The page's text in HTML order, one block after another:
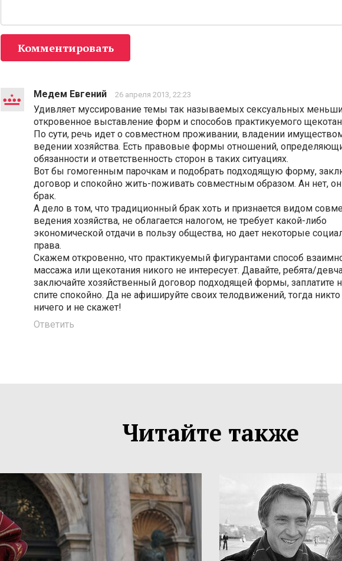
Комментировать
Медем Евгений 26 апреля 2013, 22:23
Удивляет муссирование темы так называемых сексуальных
откровенное выставление форм и способов практикуемого
По сути, речь идет о совместном проживании, владении
ведении хозяйства. Есть правовые формы отношений,
обязанности и ответственность сторон в таких ситуациях.
Вот бы гомогенным парочкам и подобрать подходящую форму,
договор и спокойно жить-поживать совместным образом. Ан нет,
брак.
А дело в том, что традиционный брак хоть и признается видом
ведения хозяйства, не облагается налогом, не требует какой-либо
экономической отдачи в пользу общества, но дает некоторые
права.
Скажем откровенно, что практикуемый фигурантами способ
массажа или щекотания никого не интересует. Давайте, ребята/
заключайте хозяйственный договор подходящей формы, заплатите
спите спокойно. Да не афишируйте своих телодвижений, тогда
ничего и не скажет!
Ответить
Читайте также